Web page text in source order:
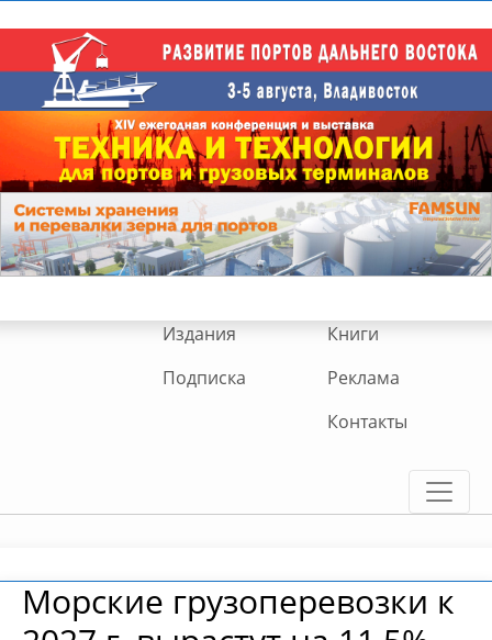
Издания
Книги
Подписка
Реклама
Контакты
Морские грузоперевозки к